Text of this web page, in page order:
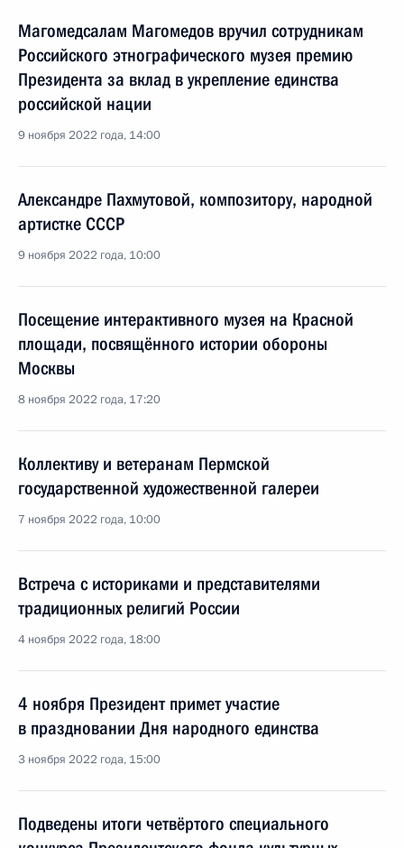
Магомедсалам Магомедов вручил сотрудникам
Российского этнографического музея премию
Президента за вклад в укрепление единства
российской нации
9 ноября 2022 года, 14:00
Александре Пахмутовой, композитору, народной
артистке СССР
9 ноября 2022 года, 10:00
Посещение интерактивного музея на Красной
площади, посвящённого истории обороны
Москвы
8 ноября 2022 года, 17:20
Коллективу и ветеранам Пермской
государственной художественной галереи
7 ноября 2022 года, 10:00
Встреча с историками и представителями
традиционных религий России
4 ноября 2022 года, 18:00
4 ноября Президент примет участие
в праздновании Дня народного единства
3 ноября 2022 года, 15:00
Подведены итоги четвёртого специального